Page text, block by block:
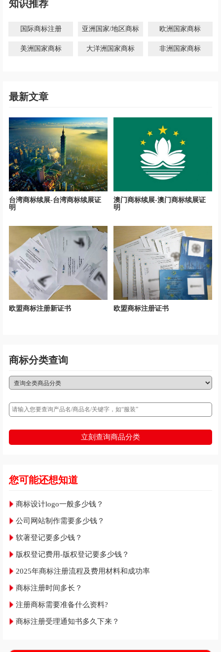
知识推荐
国际商标注册 亚洲国家/地区商标 欧洲国家商标
美洲国家商标 大洋洲国家商标 非洲国家商标
最新文章
台湾商标续展-台湾商标续展证
明
澳门商标续展-澳门商标续展证
明
欧盟商标注册新证书 欧盟商标注册证书
商标分类查询
立刻查询商品分类
您可能还想知道
商标设计logo一般多少钱？
公司网站制作需要多少钱？
软著登记要多少钱？
版权登记费用-版权登记要多少钱？
2025年商标注册流程及费用材料和成功率
商标注册时间多长？
注册商标需要准备什么资料?
商标注册受理通知书多久下来？